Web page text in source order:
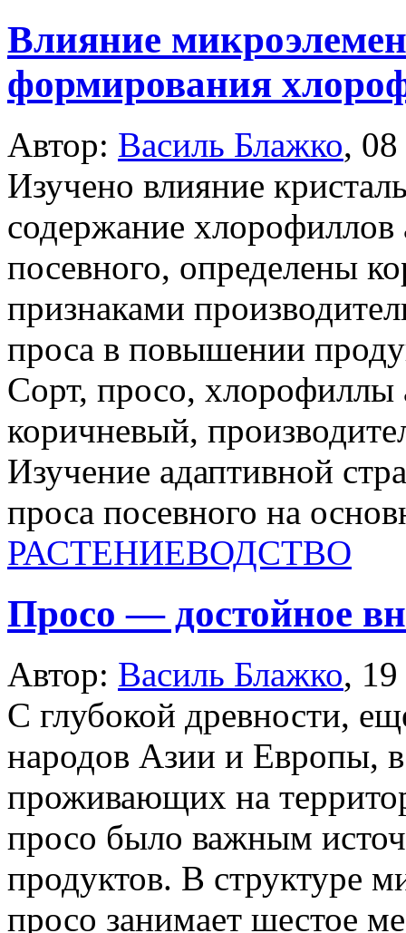
Влияние
формирования
Автор: Василь Блажко,
Изучено влияние
содержание хлорофиллов
посевного, определены
признаками
проса в повышении
Сорт, просо, хлорофиллы
коричневый,
Изучение адаптивной
проса посевного на
РАСТЕНИЕВОДСТВО
Просо — достойное
Автор: Василь Блажко,
С глубокой древности,
народов Азии и Европы,
проживающих на
просо было важным
продуктов. В структуре
просо занимает шестое